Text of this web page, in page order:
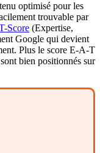
optimisé pour les
trouvable par
Score (Expertise,
Google qui devient
Plus le score E-A-T
bien positionnés sur